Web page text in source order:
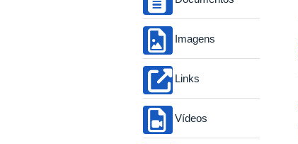
Imagens
Links
Vídeos